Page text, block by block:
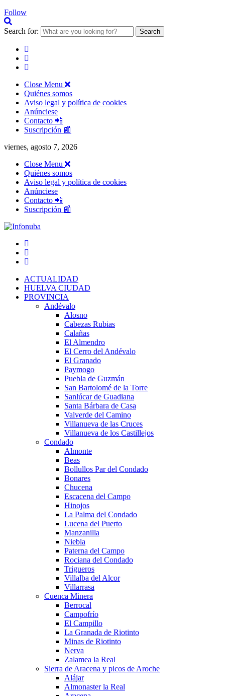
Follow
Search for:
Close Menu
Quiénes somos
Aviso legal y política de cookies
Anúnciese
Contacto 📲
Suscripción 📰
viernes, agosto 7, 2026
Close Menu
Quiénes somos
Aviso legal y política de cookies
Anúnciese
Contacto 📲
Suscripción 📰
ACTUALIDAD
HUELVA CIUDAD
PROVINCIA
Andévalo
Alosno
Cabezas Rubias
Calañas
El Almendro
El Cerro del Andévalo
El Granado
Paymogo
Puebla de Guzmán
San Bartolomé de la Torre
Sanlúcar de Guadiana
Santa Bárbara de Casa
Valverde del Camino
Villanueva de las Cruces
Villanueva de los Castillejos
Condado
Almonte
Beas
Bollullos Par del Condado
Bonares
Chucena
Escacena del Campo
Hinojos
La Palma del Condado
Lucena del Puerto
Manzanilla
Niebla
Paterna del Campo
Rociana del Condado
Trigueros
Villalba del Alcor
Villarrasa
Cuenca Minera
Berrocal
Campofrío
El Campillo
La Granada de Riotinto
Minas de Riotinto
Nerva
Zalamea la Real
Sierra de Aracena y picos de Aroche
Alájar
Almonaster la Real